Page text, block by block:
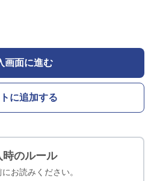
画面に進む
に追加する
時のルール
お読みください。